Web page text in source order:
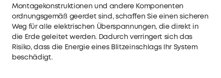
Montagekonstruktionen und andere Komponenten
ordnungsgemäß geerdet sind, schaffen Sie einen sicheren
Weg für alle elektrischen Überspannungen, die direkt in
die Erde geleitet werden. Dadurch verringert sich das
Risiko, dass die Energie eines Blitzeinschlags Ihr System
beschädigt.